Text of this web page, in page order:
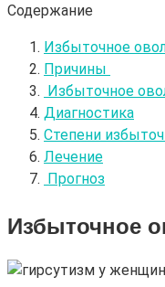
Содержание
Избыточное
Причины
Избыточное
Диагностика
Степени
Лечение
Прогноз
Избыточное